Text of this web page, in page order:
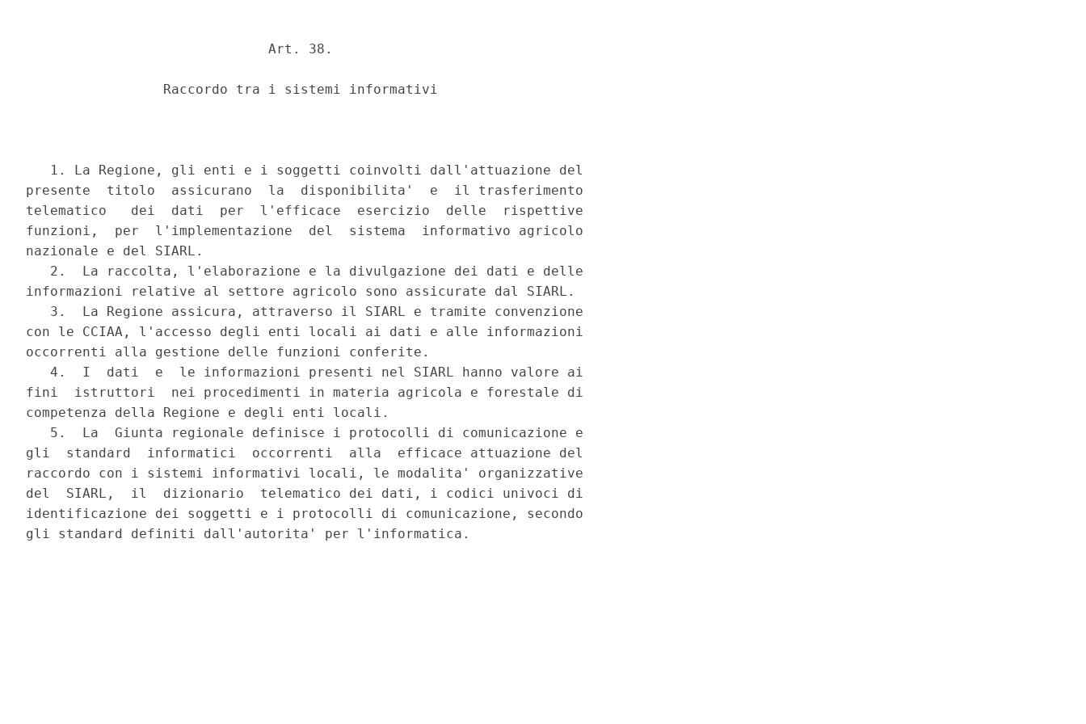
                              Art. 38.
                 Raccordo tra i sistemi informativi
   1. La Regione, gli enti e i soggetti coinvolti dall'attuazione del
presente  titolo  assicurano  la  disponibilita'  e  il trasferimento
telematico   dei  dati  per  l'efficace  esercizio  delle  rispettive
funzioni,  per  l'implementazione  del  sistema  informativo agricolo
nazionale e del SIARL.
   2.  La raccolta, l'elaborazione e la divulgazione dei dati e delle
informazioni relative al settore agricolo sono assicurate dal SIARL.
   3.  La Regione assicura, attraverso il SIARL e tramite convenzione
con le CCIAA, l'accesso degli enti locali ai dati e alle informazioni
occorrenti alla gestione delle funzioni conferite.
   4.  I  dati  e  le informazioni presenti nel SIARL hanno valore ai
fini  istruttori  nei procedimenti in materia agricola e forestale di
competenza della Regione e degli enti locali.
   5.  La  Giunta regionale definisce i protocolli di comunicazione e
gli  standard  informatici  occorrenti  alla  efficace attuazione del
raccordo con i sistemi informativi locali, le modalita' organizzative
del  SIARL,  il  dizionario  telematico dei dati, i codici univoci di
identificazione dei soggetti e i protocolli di comunicazione, secondo